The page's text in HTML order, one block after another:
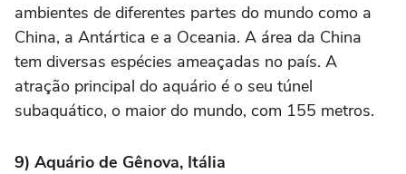
ambientes de diferentes partes do mundo como a
China, a Antártica e a Oceania. A área da China
tem diversas espécies ameaçadas no país. A
atração principal do aquário é o seu túnel
subaquático, o maior do mundo, com 155 metros.
9) Aquário de Gênova, Itália